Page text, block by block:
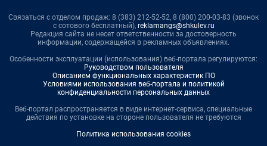
Связаться с отделом продаж: 8 (383) 212-52-52, 8 (800) 200-03-83 (звонок
с сотового бесплатный), reklamangs@shkulev.ru
Редакция сайта не несет ответственности за достоверность
информации, содержащейся в рекламных объявлениях.
Особенности эксплуатации (использования) веб-портала регулируются:
Руководством пользователя
Описанием функциональных характеристик ПО
Условиями использования веб-портала и политикой
конфиденциальности персональных данных
Веб-портал распространяется в виде интернет-сервиса, специальные
действия по установке на стороне пользователя не требуются
Политика использования cookies